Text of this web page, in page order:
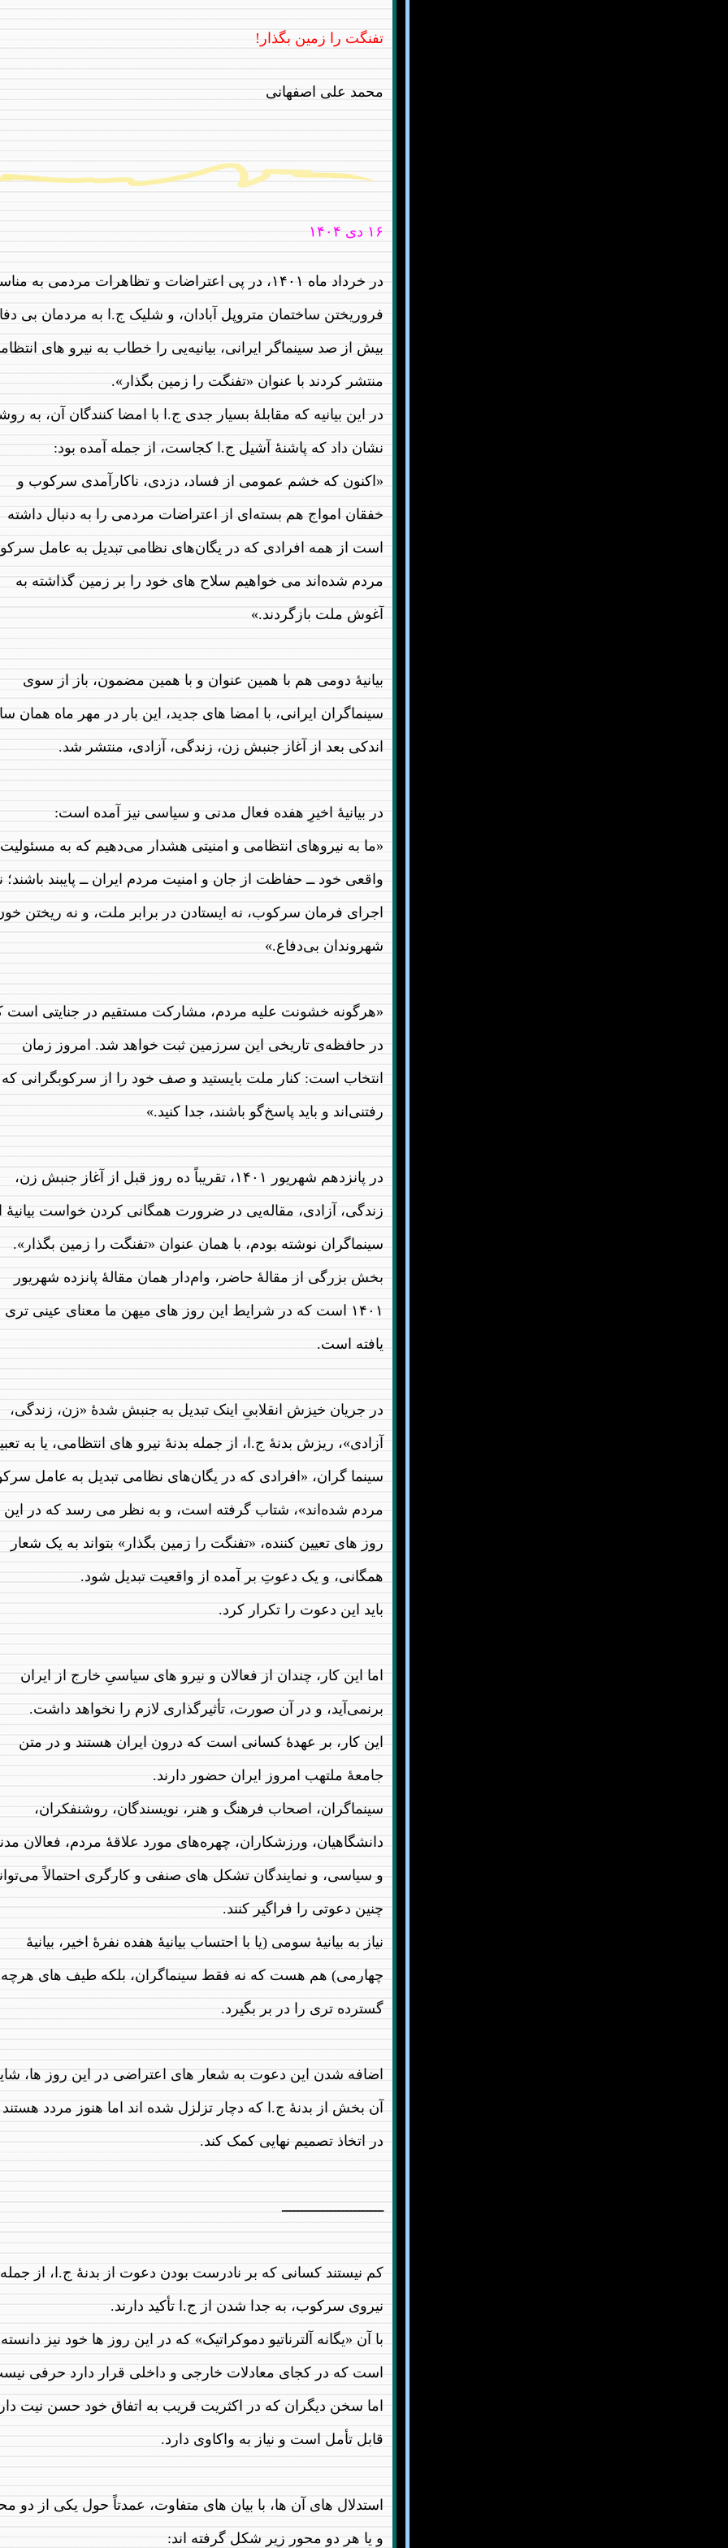
تفنگت را زمین بگذار!
محمد علی اصفهانی
۱۶ دی ۱۴۰۴
در خرداد ماه ۱۴۰۱، در پی اعتراضات و تظاهرات مردمی به
فروریختن ساختمان متروپل آبادان، و شلیک ج.ا به مردمان بی
بیش از صد سینماگر ایرانی، بیانیه‌یی را خطاب به نیرو های
منتشر کردند با عنوان «تفنگت را زمین بگذار».
در این بیانیه که مقابلهٔ بسیار جدی ج.ا با امضا کنندگان آن، به
نشان داد که پاشنهٔ آشیل ج.ا کجاست، از جمله آمده بود:
«اکنون که خشم عمومی از فساد، دزدی، ناکارآمدی سرکوب و
خفقان امواج هم بسته‌ای از اعتراضات مردمی را به دنبال داشته
است از همه افرادی که در یگان‌های نظامی تبدیل به عامل
مردم شده‌اند می خواهیم سلاح های خود را بر زمین گذاشته به
آغوش ملت بازگردند.»
بیانیهٔ دومی هم با همین عنوان و با همین مضمون، باز از سوی
سینماگران ایرانی، با امضا های جدید، این بار در مهر ماه همان
اندکی بعد از آغاز جنبش زن، زندگی، آزادی، منتشر شد.
در بیانیهٔ اخیرِ هفده فعال مدنی و سیاسی نیز آمده است:
«ما به نیروهای انتظامی و امنیتی هشدار می‌دهیم که به مسئولیت
واقعی خود ــ حفاظت از جان و امنیت مردم ایران ــ پایبند باشند؛
اجرای فرمان سرکوب، نه ایستادن در برابر ملت، و نه ریختن
شهروندان بی‌دفاع.»
«هرگونه خشونت علیه مردم، مشارکت مستقیم در جنایتی است
در حافظه‌ی تاریخی این سرزمین ثبت خواهد شد. امروز زمان
انتخاب است: کنار ملت بایستید و صف خود را از سرکوبگرانی که
رفتنی‌اند و باید پاسخ‌گو باشند، جدا کنید.»
در پانزدهم شهریور ۱۴۰۱، تقریباً ده روز قبل از آغاز جنبش زن،
زندگی، آزادی، مقاله‌یی در ضرورت همگانی کردن خواست بیانیهٔ
سینماگران نوشته بودم، با همان عنوان «تفنگت را زمین بگذار».
بخش بزرگی از مقالهٔ حاضر، وام‌دار همان مقالهٔ پانزده شهریور
۱۴۰۱ است که در شرایط این روز های میهن ما معنای عینی تری
یافته است.
در جریان خیزش انقلابیِ اینک تبدیل به جنبش شدهٔ «زن، زندگی،
آزادی»، ریزش بدنهٔ ج.ا، از جمله بدنهٔ نیرو های انتظامی، یا به
سینما گران، «افرادی که در یگان‌های نظامی تبدیل به عامل
مردم شده‌اند»، شتاب گرفته است، و به نظر می رسد که در این
روز های تعیین کننده، «تفنگت را زمین بگذار» بتواند به یک شعار
همگانی، و یک دعوتِ بر آمده از واقعیت تبدیل شود.
باید این دعو‌ت را تکرار کرد.
اما این کار، چندان از فعالان و نیرو های سیاسیِ خارج از ایران
بر‌نمی‌آید، و در آن صورت، تأثیرگذاری لازم را نخواهد داشت.
این کار، بر عهدهٔ کسانی است که درون ایران هستند و در متن
جامعهٔ ملتهب امروز ایران حضور دارند.
سینماگران، اصحاب فرهنگ و هنر، نویسندگان، روشنفکران،
دانشگاهیان، ورزشکاران، چهره‌های مورد علاقهٔ مردم، فعالان
و سیاسی، و نمایندگان تشکل های صنفی و کارگری احتمالاً
چنین دعوتی را فرا‌گیر کنند.
نیاز به بیانیهٔ سومی (یا با احتساب بیانیهٔ هفده نفرهٔ اخیر، بیانیهٔ
چهارمی) هم هست که نه فقط سینماگران، بلکه طیف های هرچه
گسترده تری را در بر بگیرد.
اضافه شدن این دعوت به شعار های اعتراضی در این روز ها،
آن بخش از بدنهٔ ج.ا که دچار تزلزل شده اند اما هنوز مردد هستند
در اتخاذ تصمیم نهایی کمک کند.
ـــــــــــــــــــــــــ
کم نیستند کسانی که بر نادرست بودن دعوت از بدنهٔ ج.ا، از جمله
نیروی سرکوب، به جدا شدن از ج.ا تأکید دارند.
با آن «یگانه آلترناتیو دموکراتیک» که در این روز ها خود نیز دانسته
است که در کجای معادلات خارجی و داخلی قرار دارد حرفی
اما سخن دیگران که در اکثریت قریب به اتفاق خود حسن نیت
قابل تأمل است و نیاز به واکاوی دارد.
استدلال های آن ها، با بیان های متفاوت، عمدتاً حول یکی از دو
و یا هر دو محور زیر شکل گرفته اند: